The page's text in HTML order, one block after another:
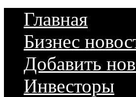
Главная
Бизнес
Добавить
Инвесторы